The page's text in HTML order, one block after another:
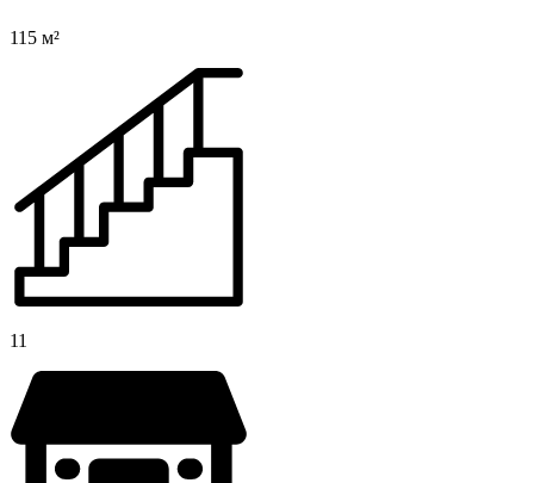
115 м²
11